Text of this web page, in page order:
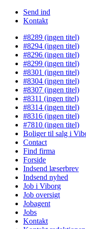
Send ind
Kontakt
#8289 (ingen titel)
#8294 (ingen titel)
#8296 (ingen titel)
#8299 (ingen titel)
#8301 (ingen titel)
#8304 (ingen titel)
#8307 (ingen titel)
#8311 (ingen titel)
#8314 (ingen titel)
#8316 (ingen titel)
#7810 (ingen titel)
Boliger til salg i
Contact
Find firma
Forside
Indsend læserbrev
Indsend nyhed
Job i Viborg
Job oversigt
Jobagent
Jobs
Kontakt